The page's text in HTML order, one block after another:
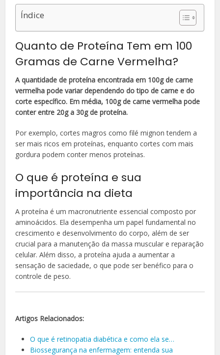
Índice
Quanto de Proteína Tem em 100
Gramas de Carne Vermelha?
A quantidade de proteína encontrada em 100g de carne
vermelha pode variar dependendo do tipo de carne e do
corte específico. Em média, 100g de carne vermelha pode
conter entre 20g a 30g de proteína.
Por exemplo, cortes magros como filé mignon tendem a
ser mais ricos em proteínas, enquanto cortes com mais
gordura podem conter menos proteínas.
O que é proteína e sua
importância na dieta
A proteína é um macronutriente essencial composto por
aminoácidos. Ela desempenha um papel fundamental no
crescimento e desenvolvimento do corpo, além de ser
crucial para a manutenção da massa muscular e reparação
celular. Além disso, a proteína ajuda a aumentar a
sensação de saciedade, o que pode ser benéfico para o
controle de peso.
Artigos Relacionados:
O que é retinopatia diabética e como ela se…
Biossegurança na enfermagem: entenda sua